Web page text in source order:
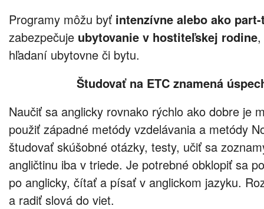
Programy môžu byť intenzívne alebo ako
zabezpečuje ubytovanie v hostiteľskej rodine
hľadaní ubytovne či bytu.
Študovať na ETC znamená
Naučiť sa anglicky rovnako rýchlo ako dobre je
použiť západné metódy vzdelávania a metódy
študovať skúšobné otázky, testy, učiť sa
angličtinu iba v triede. Je potrebné obklopiť sa
po anglicky, čítať a písať v anglickom jazyku.
a radiť slová do viet.